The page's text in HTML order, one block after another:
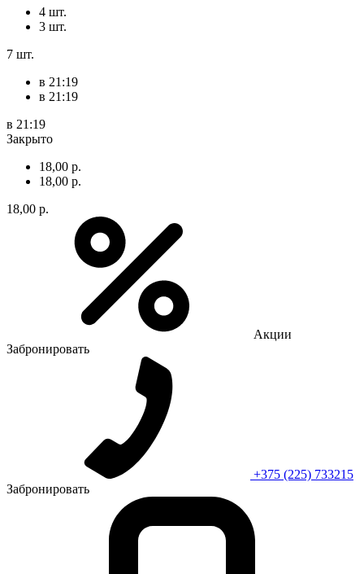
4 шт.
3 шт.
7 шт.
в 21:19
в 21:19
в 21:19
Закрыто
18,00 р.
18,00 р.
18,00 р.
Акции
Забронировать
+375 (225) 733215
Забронировать